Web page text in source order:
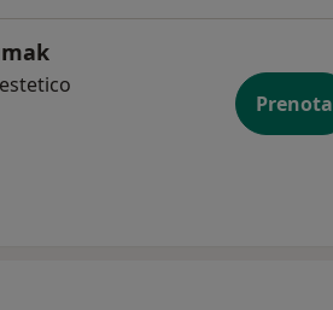
Prenota